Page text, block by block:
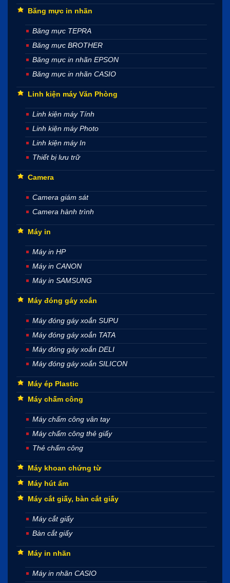
Băng mực in nhãn
Băng mực TEPRA
Băng mực BROTHER
Băng mực in nhãn EPSON
Băng mực in nhãn CASIO
Linh kiện máy Văn Phòng
Linh kiện máy Tính
Linh kiện máy Photo
Linh kiện máy In
Thiết bị lưu trữ
Camera
Camera giám sát
Camera hành trình
Máy in
Máy in HP
Máy in CANON
Máy in SAMSUNG
Máy đóng gáy xoắn
Máy đóng gáy xoắn SUPU
Máy đóng gáy xoắn TATA
Máy đóng gáy xoắn DELI
Máy đóng gáy xoắn SILICON
Máy ép Plastic
Máy chấm công
Máy chấm công vân tay
Máy chấm công thẻ giấy
Thẻ chấm công
Máy khoan chứng từ
Máy hút ẩm
Máy cắt giấy, bàn cắt giấy
Máy cắt giấy
Bàn cắt giấy
Máy in nhãn
Máy in nhãn CASIO